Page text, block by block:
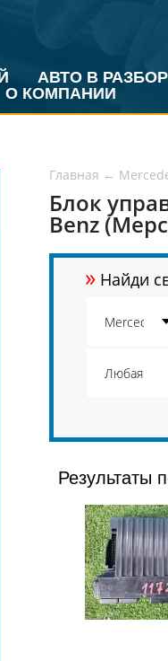
АВТО В РАЗБОР
О КОМПАНИИ
Главная ←
Блок
Benz
» Найди
Результаты